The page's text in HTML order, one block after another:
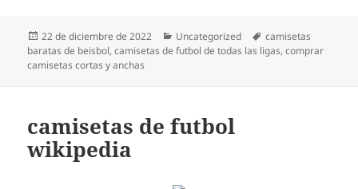
Publicado
el
22 de diciembre de 2022 Categorías
Uncategorized Etiquetas
camisetas
baratas de beisbol,camisetas de futbol de todas las ligas,comprar
camisetas cortas y anchas
camisetas de futbol
wikipedia